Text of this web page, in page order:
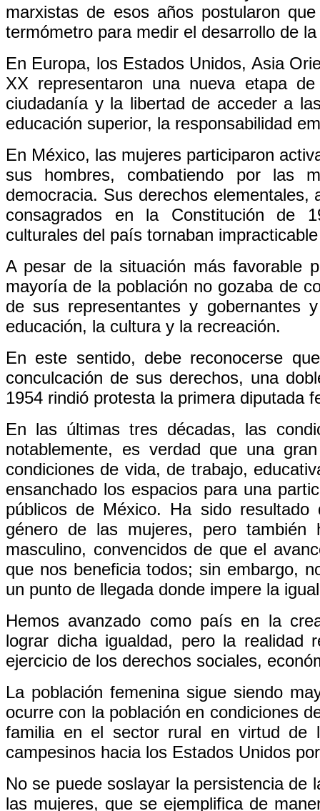
marxistas de esos años postularon
termómetro para medir el desarrollo de
En Europa, los Estados Unidos, Asia
XX representaron una nueva etapa
ciudadanía y la libertad de acceder a
educación superior, la responsabilidad
En México, las mujeres participaron
sus hombres, combatiendo por las
democracia. Sus derechos
consagrados en la Constitución de
culturales del país tornaban
A pesar de la situación más favorable
mayoría de la población no gozaba de
de sus representantes y gobernantes
educación, la cultura y la recreación.
En este sentido, debe reconocerse
conculcación de sus derechos, una
1954 rindió protesta la primera diputada
En las últimas tres décadas, las
notablemente, es verdad que una
condiciones de vida, de trabajo,
ensanchado los espacios para una
públicos de México. Ha sido
género de las mujeres, pero también
masculino, convencidos de que el
que nos beneficia todos; sin embargo,
un punto de llegada donde impere la
Hemos avanzado como país en la
lograr dicha igualdad, pero la realidad
ejercicio de los derechos sociales,
La población femenina sigue siendo
ocurre con la población en condiciones
familia en el sector rural en virtud de
campesinos hacia los Estados Unidos
No se puede soslayar la persistencia de
las mujeres, que se ejemplifica de